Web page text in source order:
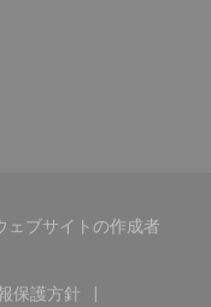
ブサイトの作成者
いウィンドウで開きます))
保護方針